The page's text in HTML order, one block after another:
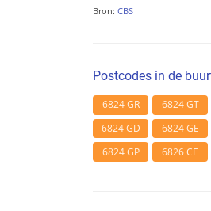
Bron: CBS
Postcodes in de
6824 GR 6824 GT
6824 GD
6824 GE
6824 GP
6826 CE